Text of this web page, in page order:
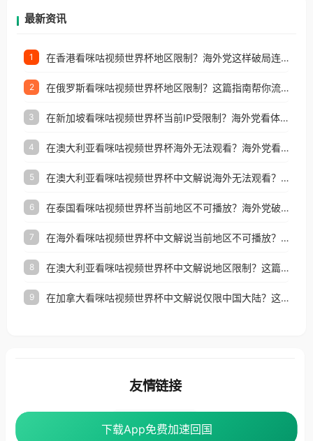
最新资讯
1 在香港看咪咕视频世界杯地区限制？海外党这样破局连看7天不卡顿！
2 在俄罗斯看咪咕视频世界杯地区限制？这篇指南帮你流畅看中文解说赛事
3 在新加坡看咪咕视频世界杯当前IP受限制？海外党看体育赛事的终极破局指南
4 在澳大利亚看咪咕视频世界杯海外无法观看？海外党看国内体育直播的终极解法
5 在澳大利亚看咪咕视频世界杯中文解说海外无法观看？这篇指南帮你搞定所有体育直播难题
6 在泰国看咪咕视频世界杯当前地区不可播放？海外党破局看中文解说赛事指南
7 在海外看咪咕视频世界杯中文解说当前地区不可播放？这篇指南帮你搞定所有体育赛事直播难题
8 在澳大利亚看咪咕视频世界杯中文解说地区限制？这篇指南帮你搞定海外观赛难题
9 在加拿大看咪咕视频世界杯中文解说仅限中国大陆？这篇指南帮你轻松解锁中文解说和赛事直播
下载App免费加速回国
下载App免费加速回国
友情链接